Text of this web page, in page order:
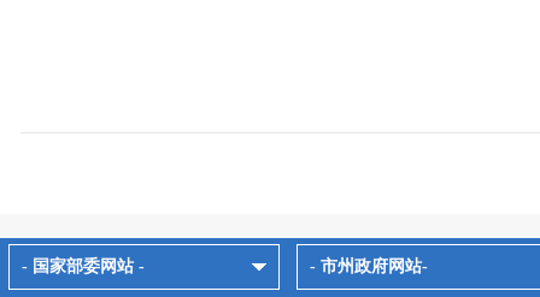
- 国家部委网站 - - 市州政府网站-